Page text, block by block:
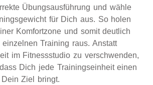
Übungsausführung und wähle
für Dich aus. So holen
Komfortzone und somit deutlich
Training raus. Anstatt
im Fitnessstudio zu verschwenden,
Dich jede Trainingseinheit einen
Ziel bringt.